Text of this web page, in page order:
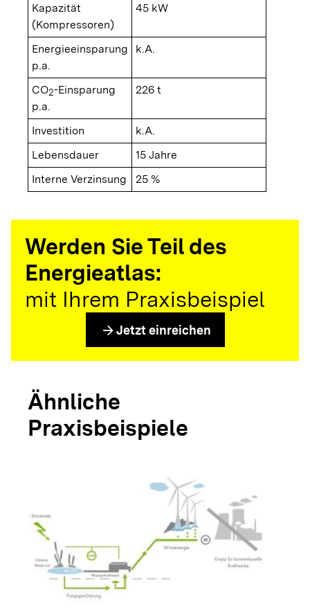
Kapazität
(Kompressoren)
45 kW
Energieeinsparung
p.a.
k.A.
CO2-Einsparung
p.a.
226 t
Investition
k.A.
Lebensdauer
15 Jahre
Interne Verzinsung
25 %
Werden Sie Teil des
Energieatlas:
mit Ihrem Praxisbeispiel
arrow_forward Jetzt einreichen
Ähnliche
Praxisbeispiele